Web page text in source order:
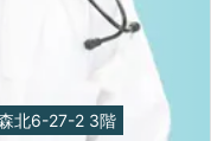
北6-27-2 3階